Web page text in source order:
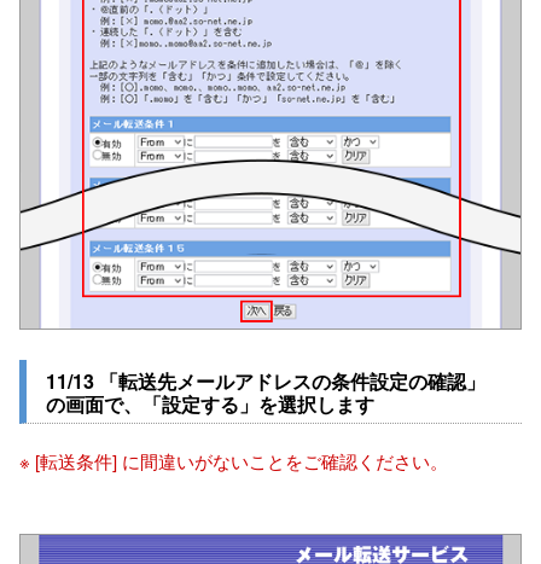
11/13 「転送先メールアドレスの条件設定の確認」
の画面で、「設定する」を選択します
※ [転送条件] に間違いがないことをご確認ください。